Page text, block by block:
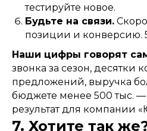
тестируйте новое.
Будьте на связи.
позиции и конверсию.
Наши цифры говорят
звонка за сезон, десятки
предложений, выручка
бюджете менее 500 тыс. —
результат для компании
7. Хотите так